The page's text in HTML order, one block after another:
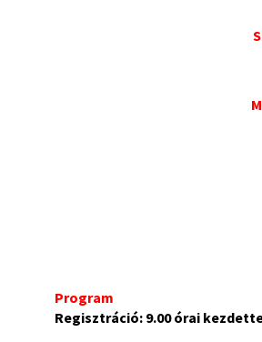
Program
Regisztráció: 9.00órai